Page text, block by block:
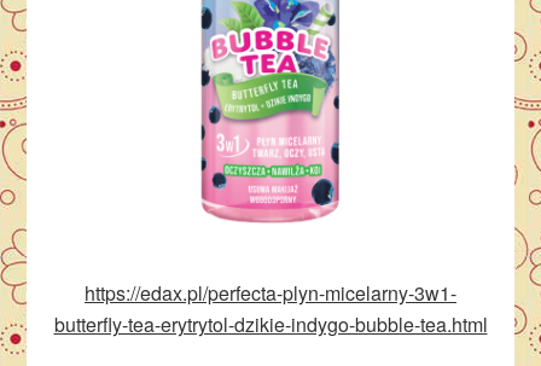
https://edax.pl/perfecta-plyn-micelarny-3w1-
butterfly-tea-erytrytol-dzikie-indygo-bubble-tea.html